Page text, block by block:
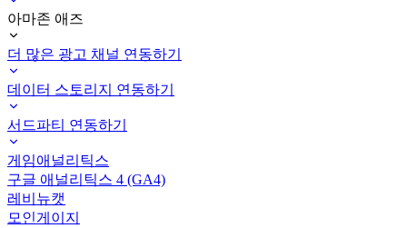
아마존 애즈
더 많은 광고 채널 연동하기
데이터 스토리지 연동하기
서드파티 연동하기
게임애널리틱스
구글 애널리틱스 4 (GA4)
레비뉴캣
모인게이지